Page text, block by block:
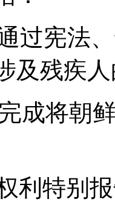
过宪法
及残疾
成将朝
利特别